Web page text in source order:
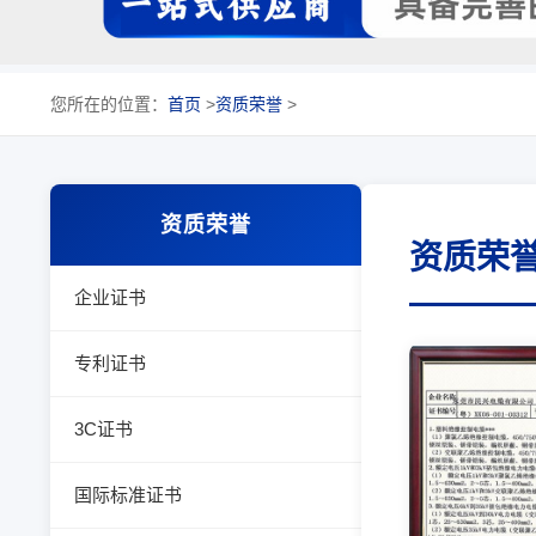
您所在的位置： 首页 >资质荣誉 >
资质荣誉
企业证书
专利证书
3C证书
国际标准证书
资质荣